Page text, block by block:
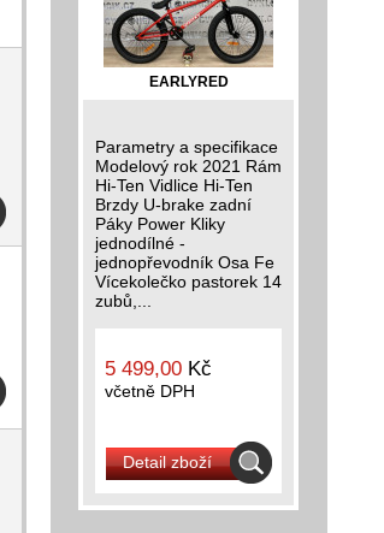
EARLYRED
Parametry a specifikace
Modelový rok 2021 Rám
Hi-Ten Vidlice Hi-Ten
Brzdy U-brake zadní
Páky Power Kliky
jednodílné -
jednopřevodník Osa Fe
Vícekolečko pastorek 14
zubů,...
5 499,00 Kč
včetně DPH
Detail zboží